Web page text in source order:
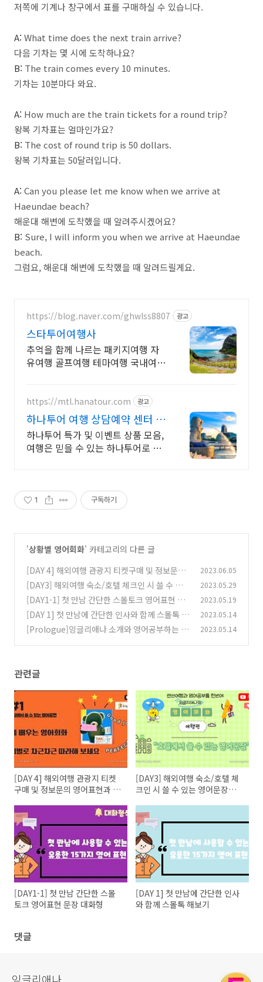
저쪽에 기계나 창구에서 표를 구매하실 수 있습니다.
A: What time does the next train arrive?
다음 기차는 몇 시에 도착하나요?
B: The train comes every 10 minutes.
기차는 10분마다 와요.
A: How much are the train tickets for a round trip?
왕복 기차표는 얼마인가요?
B: The cost of round trip is 50 dollars.
왕복 기차표는 50달러입니다.
A: Can you please let me know when we arrive at
Haeundae beach?
해운대 해변에 도착했을 때 알려주시겠어요?
B: Sure, I will inform you when we arrive at Haeundae
beach.
그럼요, 해운대 해변에 도착했을 때 알려드릴게요.
https://blog.naver.com/ghwlss8807 광고
스타투어여행사
추억을 함께 나르는 패키지여행 자
유여행 골프여행 테마여행 국내여행
https://mtl.hanatour.com 광고
하나투어 여행 상담예약 센터 하
나투어 공식인증예약센터 !
하나투어 특가 및 이벤트 상품 모음,
여행은 믿을 수 있는 하나투어로 떠
1 구독하기
'상황별 영어회화' 카테고리의 다른 글
[DAY 4] 해외여행 관광지 티켓구매 및 정보문의
영어표현과 영어대화 (18)
2023.06.05
[DAY3] 해외여행 숙소/호텔 체크인 시 쓸 수 있
는 영어문장과 대화 (0)
2023.05.29
[DAY1-1] 첫 만남 간단한 스몰토크 영어표현 문
장 대화형 (0)
2023.05.19
[DAY 1] 첫 만남에 간단한 인사와 함께 스몰톡 해
보기
(1)
2023.05.14
[Prologue]잉글리애나 소개와 영어공부하는 방
2023.05.14
관련글
[DAY 4] 해외여행 관광지 티켓
구매 및 정보문의 영어표현과 영
[DAY3] 해외여행 숙소/호텔 체
크인 시 쓸 수 있는 영어문장과
[DAY1-1] 첫 만남 간단한 스몰
토크 영어표현 문장 대화형
[DAY 1] 첫 만남에 간단한 인사
와 함께 스몰톡 해보기
댓글